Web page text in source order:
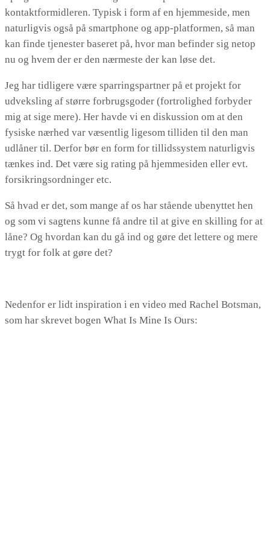
kontaktformidleren. Typisk i form af en hjemmeside, men
naturligvis også på smartphone og app-platformen, så man
kan finde tjenester baseret på, hvor man befinder sig netop
nu og hvem der er den nærmeste der kan løse det.
Jeg har tidligere være sparringspartner på et projekt for
udveksling af større forbrugsgoder (fortrolighed forbyder
mig at sige mere). Her havde vi en diskussion om at den
fysiske nærhed var væsentlig ligesom tilliden til den man
udlåner til. Derfor bør en form for tillidssystem naturligvis
tænkes ind. Det være sig rating på hjemmesiden eller evt.
forsikringsordninger etc.
Så hvad er det, som mange af os har stående ubenyttet hen
og som vi sagtens kunne få andre til at give en skilling for at
låne? Og hvordan kan du gå ind og gøre det lettere og mere
trygt for folk at gøre det?
Nedenfor er lidt inspiration i en video med Rachel Botsman,
som har skrevet bogen What Is Mine Is Ours: